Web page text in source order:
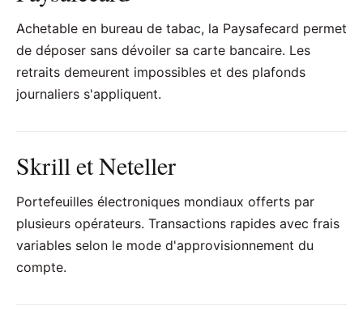
Achetable en bureau de tabac, la Paysafecard permet
de déposer sans dévoiler sa carte bancaire. Les
retraits demeurent impossibles et des plafonds
journaliers s'appliquent.
Skrill et Neteller
Portefeuilles électroniques mondiaux offerts par
plusieurs opérateurs. Transactions rapides avec frais
variables selon le mode d'approvisionnement du
compte.